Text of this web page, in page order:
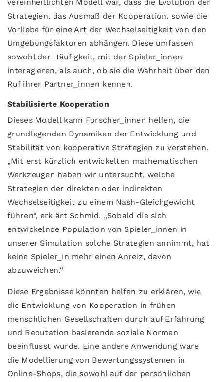
vereinheitlichten Modell war, dass die Evolution der
Strategien, das Ausmaß der Kooperation, sowie die
Vorliebe für eine Art der Wechselseitigkeit von den
Umgebungsfaktoren abhängen. Diese umfassen
sowohl der Häufigkeit, mit der Spieler_innen
interagieren, als auch, ob sie die Wahrheit über den
Ruf ihrer Partner_innen kennen.
Stabilisierte Kooperation
Dieses Modell kann Forscher_innen helfen, die
grundlegenden Dynamiken der Entwicklung und
Stabilität von kooperative Strategien zu verstehen.
„Mit erst kürzlich entwickelten mathematischen
Werkzeugen haben wir untersucht, welche
Strategien der direkten oder indirekten
Wechselseitigkeit zu einem Nash-Gleichgewicht
führen“, erklärt Schmid. „Sobald die sich
entwickelnde Population von Spieler_innen in
unserer Simulation solche Strategien annimmt, hat
keine Spieler_in mehr einen Anreiz, davon
abzuweichen.“
Diese Ergebnisse könnten helfen zu erklären, wie
die Entwicklung von Kooperation in frühen
menschlichen Gesellschaften durch auf Erfahrung
und Reputation basierende soziale Normen
beeinflusst wurde. Eine andere Anwendung wäre
die Modellierung von Bewertungssystemen in
Online-Shops, die sowohl auf der persönlichen